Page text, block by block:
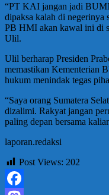
“PT KAI jangan jadi
dipaksa kalah di negerinya
PB HMI akan kawal ini di
Ulil.
Ulil berharap Presiden
memastikan Kementerian
hukum menindak tegas
“Saya orang Sumatera
dizalimi. Rakyat jangan
paling depan bersama
laporan.redaksi
Post Views: 202